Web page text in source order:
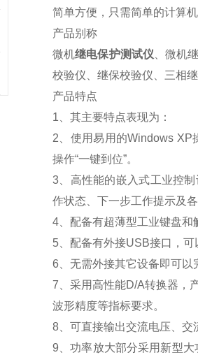
简单方便，只需简单的计算
产品别称
微机继电保护测试仪 、微机
校验仪、继保校验仪、三相
产品特点
1、其主要特点表现为：
2、使用易用的Windows XP
操作“一键到位”。
3、高性能的嵌入式工业控
作状态、下一步工作提示及各
4、配备有超薄型工业键盘和
5、配备有外接USB接口，可
6、无需外接其它设备即可以
7、采用高性能D/A转换器，
波形精度等指标要求。
8、可直接输出交流电压、交
9、功率放大部分采用新型